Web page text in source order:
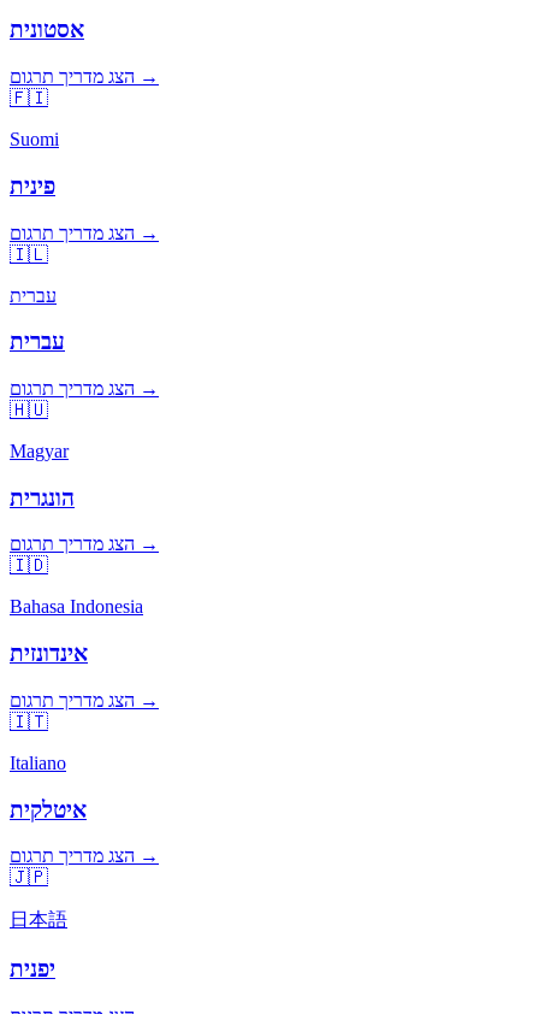
אסטונית
הצג מדריך תרגום →
🇫🇮
Suomi
פינית
הצג מדריך תרגום →
🇮🇱
עברית
עברית
הצג מדריך תרגום →
🇭🇺
Magyar
הונגרית
הצג מדריך תרגום →
🇮🇩
Bahasa Indonesia
אינדונזית
הצג מדריך תרגום →
🇮🇹
Italiano
איטלקית
הצג מדריך תרגום →
🇯🇵
日本語
יפנית